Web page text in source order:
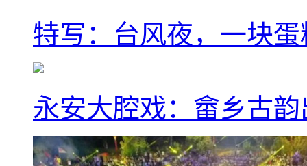
特写：台风夜，一块
永安大腔戏：畲乡古